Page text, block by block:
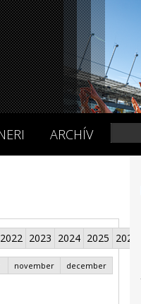
ARCHÍV
2022 2023 2024 2025 2026
november december